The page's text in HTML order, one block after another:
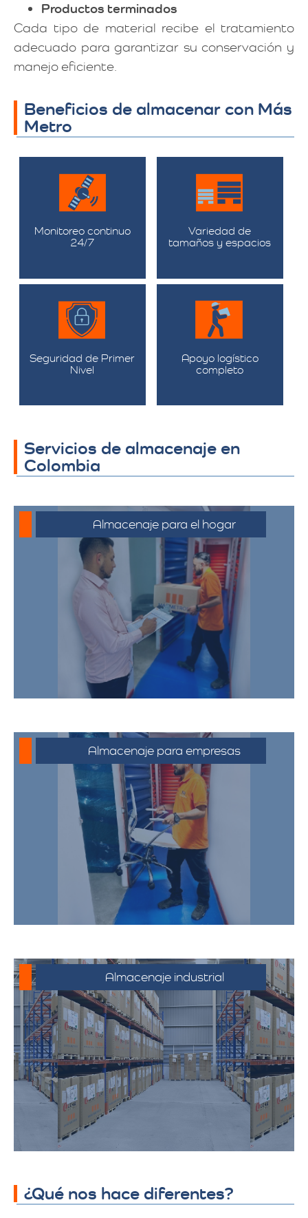
Productos terminados
Cada tipo de material recibe el tratamiento
adecuado para garantizar su conservación y
manejo eficiente.
Beneficios de almacenar con Más
Metro
Monitoreo continuo
24/7
Variedad de
tamaños y espacios
Seguridad de Primer
Nivel
Apoyo logístico
completo
Servicios de almacenaje en
Colombia
Almacenaje para el hogar
Ofrecemos servicios de almacenamiento
para muebles, electrodomésticos, y
pertenencias personales, asegurando
que sus bienes estén protegidos y
accesibles.
Almacenaje para empresas
Soluciones de almacenamiento
empresarial que incluyen espacio para
mobiliario de oficina, documentos y
equipos. Nuestras bodegas están
diseñadas para satisfacer las
necesidades de su negocio,
proporcionando un entorno seguro y
eficiente.
Almacenaje industrial
Espacios diseñados para productos y
mercancías industriales, incluyendo
productos químicos y telas. Ofrecemos
soluciones adaptadas a los requisitos
específicos de almacenamiento
industrial, garantizando seguridad y
accesibilidad.
¿Qué nos hace diferentes?